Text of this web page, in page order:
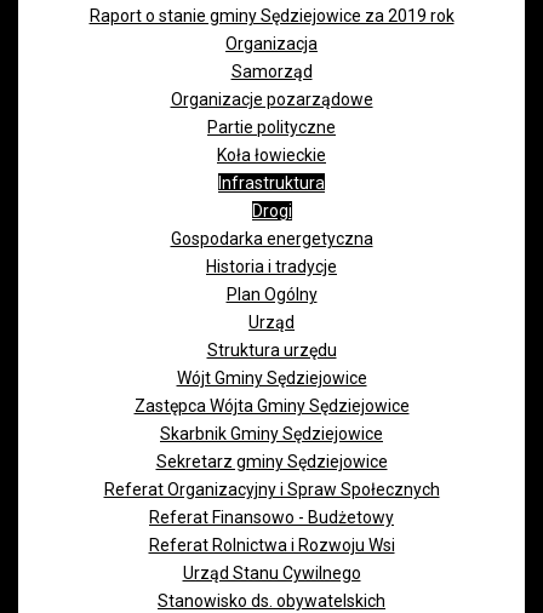
Raport o stanie gminy Sędziejowice za 2019 rok
Organizacja
Samorząd
Organizacje pozarządowe
Partie polityczne
Koła łowieckie
Infrastruktura
Drogi
Gospodarka energetyczna
Historia i tradycje
Plan Ogólny
Urząd
Struktura urzędu
Wójt Gminy Sędziejowice
Zastępca Wójta Gminy Sędziejowice
Skarbnik Gminy Sędziejowice
Sekretarz gminy Sędziejowice
Referat Organizacyjny i Spraw Społecznych
Referat Finansowo - Budżetowy
Referat Rolnictwa i Rozwoju Wsi
Urząd Stanu Cywilnego
Stanowisko ds. obywatelskich